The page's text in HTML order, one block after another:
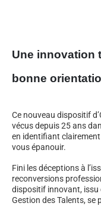
Une innovation
bonne
Ce nouveau dispositif
vécus depuis 25 ans
en identifiant
vous épanouir.
Fini les déceptions à
reconversions
dispositif innovant, issu
Gestion des Talents, se